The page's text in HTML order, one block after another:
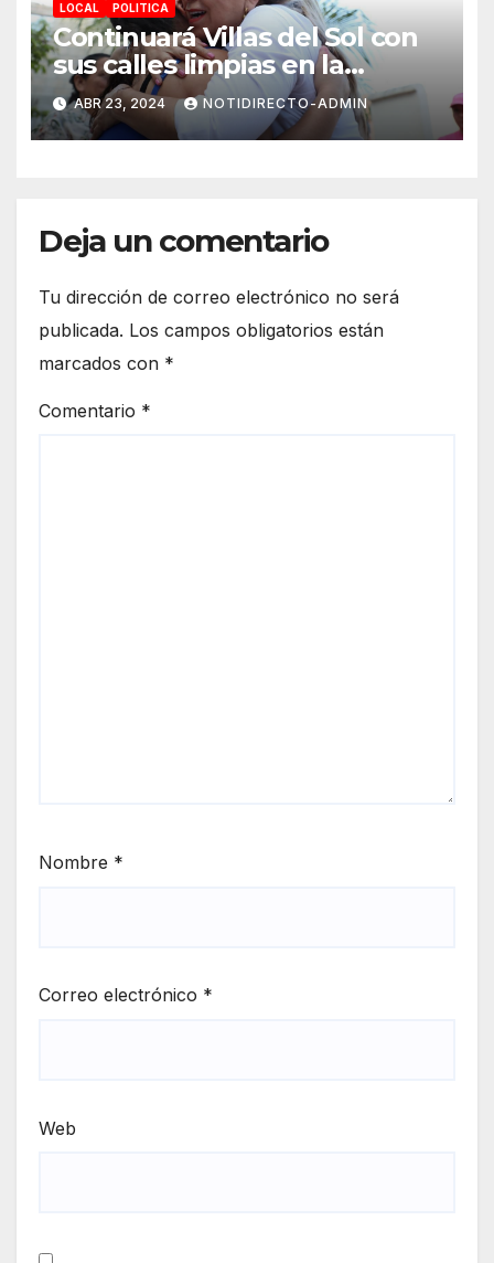
LOCAL POLITICA
Continuará Villas del Sol con
sus calles limpias en la
renovación: Lili Campos
ABR 23, 2024 NOTIDIRECTO-ADMIN
Deja un comentario
Tu dirección de correo electrónico no será
publicada. Los campos obligatorios están
marcados con *
Comentario *
Nombre *
Correo electrónico *
Web